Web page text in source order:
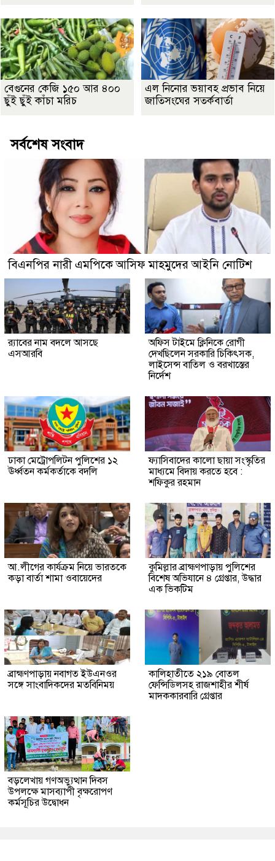
বেগুনের কেজি ১৫০ আর ৪০০
ছুঁই ছুঁই কাঁচা মরিচ
এল নিনোর ভয়াবহ প্রভাব নিয়ে
জাতিসংঘের সতর্কবার্তা
সর্বশেষ সংবাদ
বিএনপির নারী এমপিকে আসিফ মাহমুদের আইনি নোটিশ
র‍্যাবের নাম বদলে আসছে
এসআরবি
অফিস টাইমে ক্লিনিকে রোগী
দেখছিলেন সরকারি চিকিৎসক,
লাইসেন্স বাতিল ও বরখাস্তের
নির্দেশ
ঢাকা মেট্রোপলিটন পুলিশের ১২
ঊর্ধ্বতন কর্মকর্তাকে বদলি
ফ্যাসিবাদের কালো ছায়া সংস্কৃতির
মাধ্যমে বিদায় করতে হবে :
শফিকুর রহমান
আ.লীগের কার্যক্রম নিয়ে ভারতকে
কড়া বার্তা শামা ওবায়েদের
কুমিল্লার ব্রাহ্মণপাড়ায় পুলিশের
বিশেষ অভিযানে ৪ গ্রেপ্তার, উদ্ধার
এক ভিকটিম
ব্রাহ্মণপাড়ায় নবাগত ইউএনওর
সঙ্গে সাংবাদিকদের মতবিনিময়
কালিহাতীতে ২১৯ বোতল
ফেন্সিডিলসহ রাজশাহীর শীর্ষ
মাদককারবারি গ্রেপ্তার
বড়লেখায় গণঅভ্যুত্থান দিবস
উপলক্ষে মাসব্যাপী বৃক্ষরোপণ
কর্মসূচির উদ্বোধন